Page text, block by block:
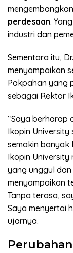
perdesaan.
industri dan
Sementara itu,
menyampaikan
Pakpahan yang
sebagai Rektor
“Saya berharap
Ikopin University
semakin banyak
Ikopin
yang unggul
menyampaikan
Tanpa terasa,
Saya menyertai
ujarnya.